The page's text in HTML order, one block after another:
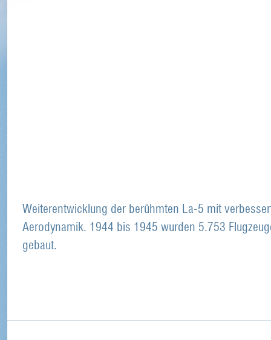
Weiterentwicklung der berühmten La-5 mit
Aerodynamik. 1944 bis 1945 wurden 5.753
gebaut.